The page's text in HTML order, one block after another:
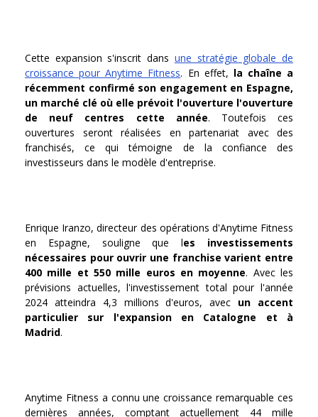
Cette expansion s'inscrit dans une stratégie globale de
croissance pour Anytime Fitness. En effet, la chaîne a
récemment confirmé son engagement en Espagne,
un marché clé où elle prévoit l'ouverture l'ouverture
de neuf centres cette année. Toutefois ces
ouvertures seront réalisées en partenariat avec des
franchisés, ce qui témoigne de la confiance des
investisseurs dans le modèle d'entreprise.
Enrique Iranzo, directeur des opérations d'Anytime Fitness
en Espagne, souligne que les investissements
nécessaires pour ouvrir une franchise varient entre
400 mille et 550 mille euros en moyenne. Avec les
prévisions actuelles, l'investissement total pour l'année
2024 atteindra 4,3 millions d'euros, avec un accent
particulier sur l'expansion en Catalogne et à
Madrid.
Anytime Fitness a connu une croissance remarquable ces
dernières années, comptant actuellement 44 mille